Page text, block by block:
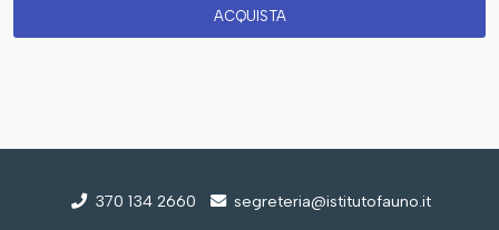
370 134 2660 segreteria@istitutofauno.it